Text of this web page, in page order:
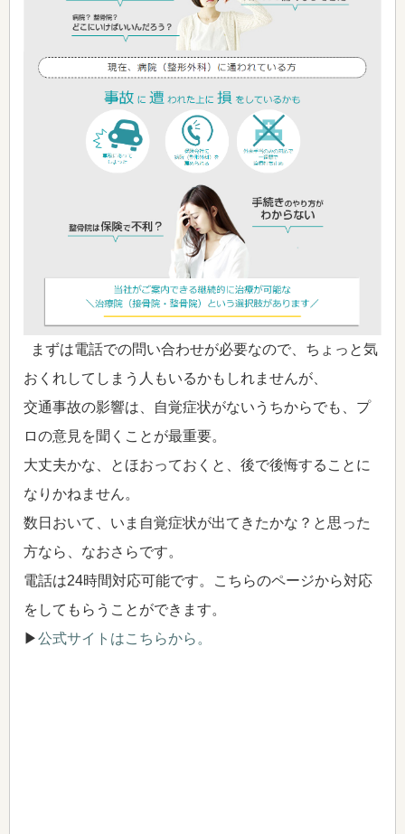
まずは電話での問い合わせが必要なので、ちょっと気
おくれしてしまう人もいるかもしれませんが、
交通事故の影響は、自覚症状がないうちからでも、プ
ロの意見を聞くことが最重要。
大丈夫かな、とほおっておくと、後で後悔することに
なりかねません。
数日おいて、いま自覚症状が出てきたかな？と思った
方なら、なおさらです。
電話は24時間対応可能です。こちらのページから対応
をしてもらうことができます。
▶公式サイトはこちらから。